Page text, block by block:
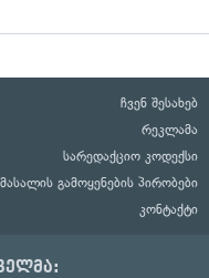
ჩვენ შესახებ
რეკლამა
სარედაქციო კოდექსი
მასალის გამოყენების პირობები
კონტაქტი